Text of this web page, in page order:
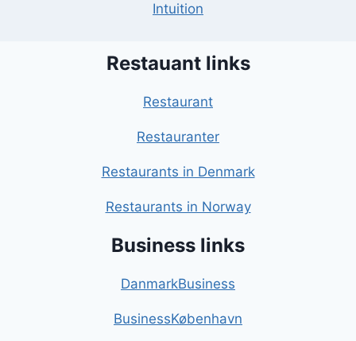
Intuition
Restauant links
Restaurant
Restauranter
Restaurants in Denmark
Restaurants in Norway
Business links
DanmarkBusiness
BusinessKøbenhavn